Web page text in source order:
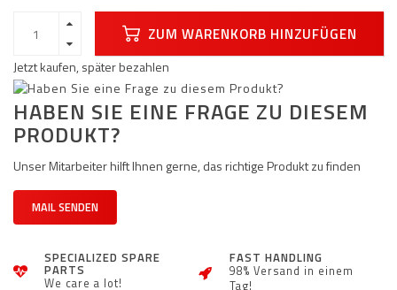
ZUM WARENKORB HINZUFÜGEN
Jetzt kaufen, später bezahlen
HABEN SIE EINE FRAGE ZU DIESEM
PRODUKT?
Unser Mitarbeiter hilft Ihnen gerne, das richtige Produkt zu finden
MAIL SENDEN
SPECIALIZED SPARE
PARTS
We care a lot!
FAST HANDLING
98% Versand in einem
Tag!